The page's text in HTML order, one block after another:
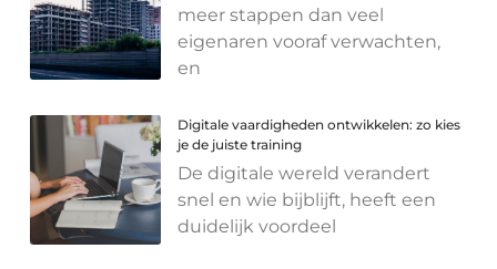
meer stappen dan veel
eigenaren vooraf verwachten,
en
Digitale vaardigheden ontwikkelen: zo kies
je de juiste training
De digitale wereld verandert
snel en wie bijblijft, heeft een
duidelijk voordeel